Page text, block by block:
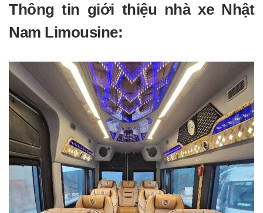
Thông tin giới thiệu nhà xe Nhật
Nam Limousine: